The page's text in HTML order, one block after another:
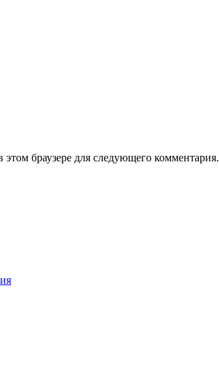
браузере для следующего комментария.